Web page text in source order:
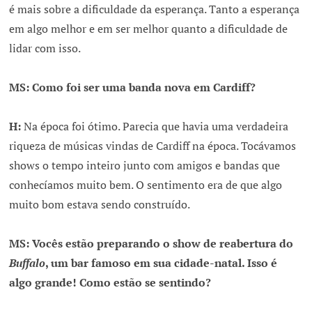
é mais sobre a dificuldade da esperança. Tanto a esperança
em algo melhor e em ser melhor quanto a dificuldade de
lidar com isso.
MS: Como foi ser uma banda nova em Cardiff?
H:Na época foi ótimo. Parecia que havia uma verdadeira
riqueza de músicas vindas de Cardiff na época. Tocávamos
shows o tempo inteiro junto com amigos e bandas que
conhecíamos muito bem. O sentimento era de que algo
muito bom estava sendo construído.
MS: Vocês estão preparando o show de reabertura do
Buffalo, um bar famoso em sua cidade-natal. Isso é
algo grande! Como estão se sentindo?